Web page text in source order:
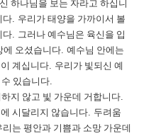
하나님을 보는 자라고 하십니
다. 우리가 태양을 가까이서 볼
다. 그러나 예수님은 육신을 입
에 오셨습니다.예수님 안에는
계십니다. 우리가 빛되신 예
있습니다.
지 않고 빛 가운데 거합니다.
시달리지 않습니다. 두려움
리는 평안과 기쁨과 소망 가운데